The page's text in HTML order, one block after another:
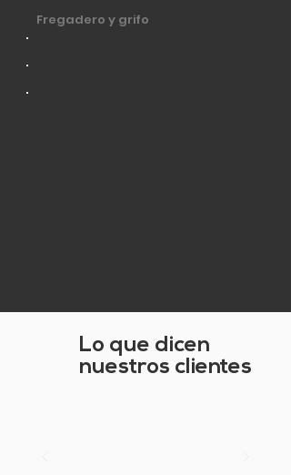
Fregadero y grifo
Lo que dicen
nuestros clientes